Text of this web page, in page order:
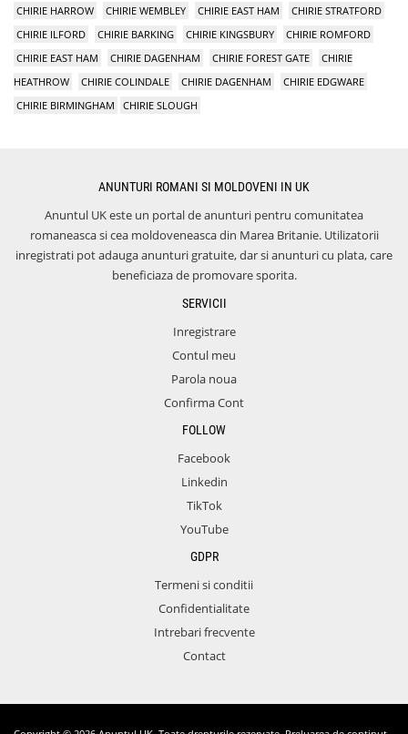
CHIRIE HARROW CHIRIE WEMBLEY CHIRIE EAST HAM
CHIRIE STRATFORD
CHIRIE ILFORD
CHIRIE BARKING CHIRIE KINGSBURY
CHIRIE ROMFORD
CHIRIE EAST HAM
CHIRIE DAGENHAM CHIRIE FOREST GATE
CHIRIE
HEATHROW
CHIRIE COLINDALE CHIRIE DAGENHAM
CHIRIE EDGWARE
CHIRIE BIRMINGHAM
CHIRIE SLOUGH
ANUNTURI ROMANI SI MOLDOVENI IN UK
Anuntul UK este un portal de anunturi pentru comunitatea
romaneasca si cea moldoveneasca din Marea Britanie. Utilizatorii
inregistrati pot adauga anunturi gratuite, dar si anunturi cu plata, care
beneficiaza de promovare sporita.
SERVICII
Inregistrare
Contul meu
Parola noua
Confirma Cont
FOLLOW
Facebook
Linkedin
TikTok
YouTube
GDPR
Termeni si conditii
Confidentialitate
Intrebari frecvente
Contact